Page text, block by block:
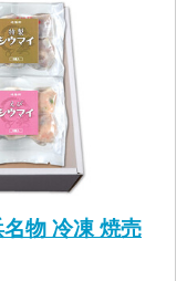
載しており、一
ません。 ※ご不明
接お問い合わせ
物 冷凍 焼売